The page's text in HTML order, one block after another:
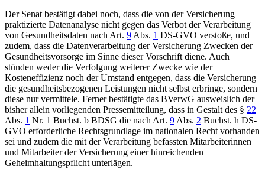
Der Senat bestätigt dabei noch, dass die von der Versicherung
praktizierte Datenanalyse nicht gegen das Verbot der Verarbeitung
von Gesundheitsdaten nach Art. 9Abs. 1 DS-GVO verstoße, und
zudem, dass die Datenverarbeitung der Versicherung Zwecken der
Gesundheitsvorsorge im Sinne dieser Vorschrift diene. Auch
stünden weder die Verfolgung weiterer Zwecke wie der
Kosteneffizienz noch der Umstand entgegen, dass die Versicherung
die gesundheitsbezogenen Leistungen nicht selbst erbringe, sondern
diese nur vermittele. Ferner bestätigte das BVerwG ausweislich der
bisher allein vorliegenden Pressemitteilung, dass in Gestalt des § 22
Abs. 1 Nr. 1 Buchst. b BDSG die nach Art. 9Abs. 2 Buchst. h DS-
GVO erforderliche Rechtsgrundlage im nationalen Recht vorhanden
sei und zudem die mit der Verarbeitung befassten Mitarbeiterinnen
und Mitarbeiter der Versicherung einer hinreichenden
Geheimhaltungspflicht unterlägen.